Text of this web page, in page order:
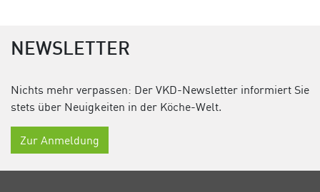
NEWSLETTER
Nichts mehr verpassen: Der VKD-Newsletter informiert Sie
stets über Neuigkeiten in der Köche-Welt.
Zur Anmeldung